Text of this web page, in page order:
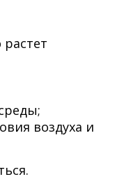
воздуха и